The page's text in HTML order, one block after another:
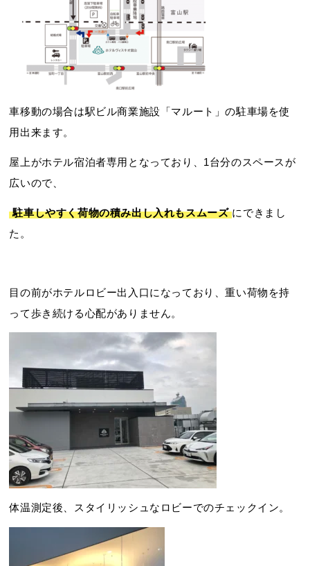
車移動の場合は駅ビル商業施設「マルート」の駐車場を使
用出来ます。
屋上がホテル宿泊者専用となっており、1台分のスペースが
広いので、
駐車しやすく荷物の積み出し入れもスムーズ にできまし
た。
目の前がホテルロビー出入口になっており、重い荷物を持
って歩き続ける心配がありません。
体温測定後、スタイリッシュなロビーでのチェックイン。